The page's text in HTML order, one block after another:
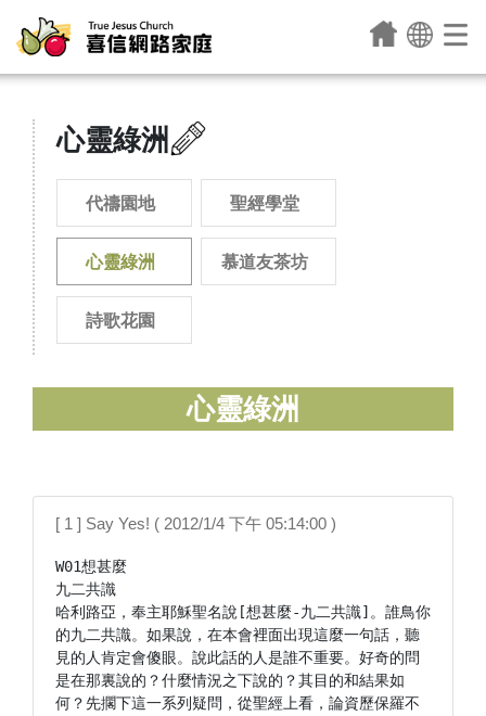
心靈綠洲
代禱園地 聖經學堂
心靈綠洲 慕道友茶坊
詩歌花園
心靈綠洲
[ 1 ] Say Yes! ( 2012/1/4 下午 05:14:00 )
W01想甚麼
九二共識
哈利路亞，奉主耶穌聖名說[想甚麼-九二共識]。誰鳥你
的九二共識。如果說，在本會裡面出現這麼一句話，聽
見的人肯定會傻眼。說此話的人是誰不重要。好奇的問
是在那裏說的？什麼情況之下說的？其目的和結果如
何？先擱下這一系列疑問，從聖經上看，論資歷保羅不